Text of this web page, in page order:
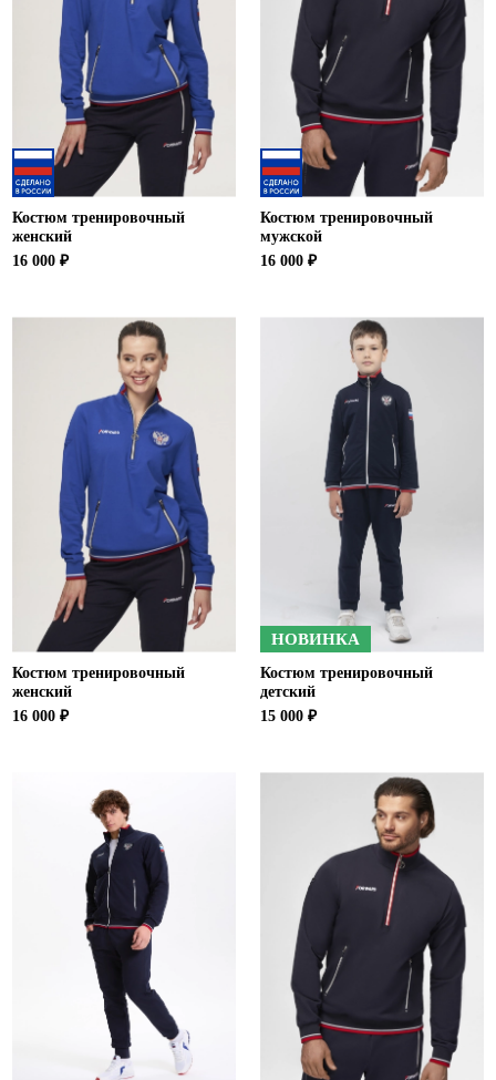
Ханты-Мансийский автономный округ (3)
Челябинская область (2)
Ямало-Ненецкий автономный округ (1)
Ярославская область (1)
Костюм тренировочный
женский
16 000 ₽
Костюм тренировочный
мужской
16 000 ₽
Костюм тренировочный
женский
16 000 ₽
НОВИНКА
Костюм тренировочный
детский
15 000 ₽